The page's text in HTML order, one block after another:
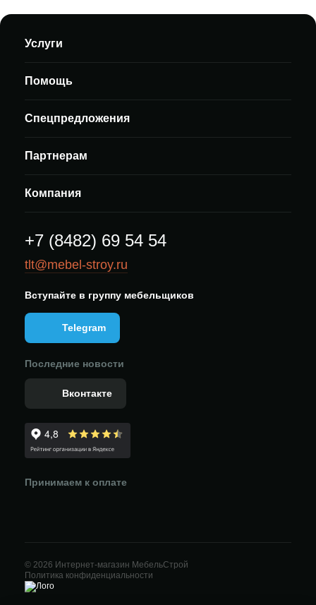
Услуги
Помощь
Спецпредложения
Партнерам
Компания
+7 (8482) 69 54 54
tlt@mebel-stroy.ru
Вступайте в группу мебельщиков
Telegram
Последние новости
Вконтакте
Принимаем к оплате
© 2026 Интернет-магазин МебельСтрой
Политика конфиденциальности